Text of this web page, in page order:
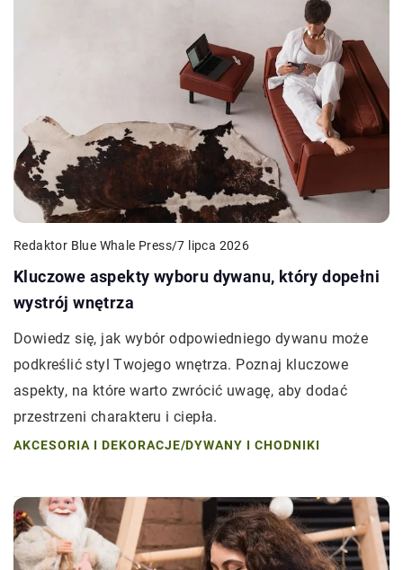
Redaktor Blue Whale Press/7 lipca 2026
Kluczowe aspekty wyboru dywanu, który dopełni
wystrój wnętrza
Dowiedz się, jak wybór odpowiedniego dywanu może
podkreślić styl Twojego wnętrza. Poznaj kluczowe
aspekty, na które warto zwrócić uwagę, aby dodać
przestrzeni charakteru i ciepła.
AKCESORIA I DEKORACJE/DYWANY I CHODNIKI